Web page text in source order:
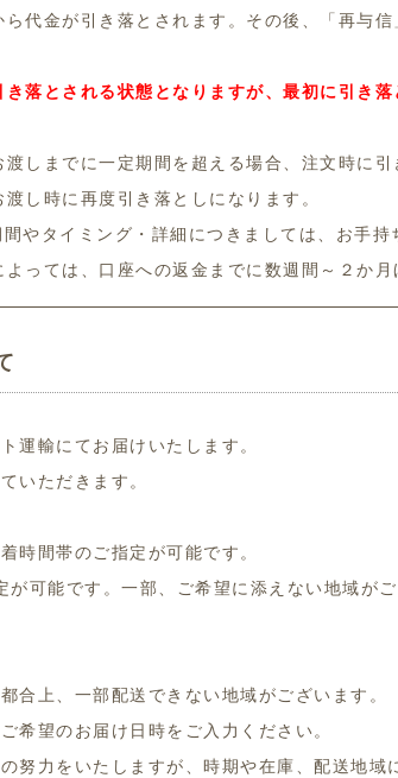
ら代金が引き落とされます。その後、「再与
落とされる状態となりますが、最初に引き
渡しまでに一定期間を超える場合、注文時に
し時に再度引き落としになります。
やタイミング・詳細につきましては、お手持
っては、口座への返金までに数週間～２か
運輸にてお届けいたします。
いただきます。
時間帯のご指定が可能です。
が可能です。一部、ご希望に添えない地域が
合上、一部配送できない地域がございます。
希望のお届け日時をご入力ください。
努力をいたしますが、時期や在庫、配送地